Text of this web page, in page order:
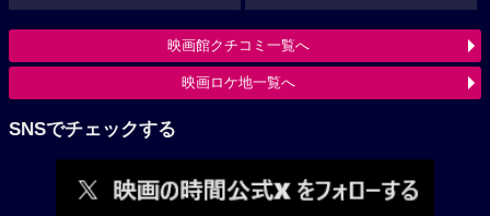
映画館クチコミ一覧へ
映画ロケ地一覧へ
SNSでチェックする